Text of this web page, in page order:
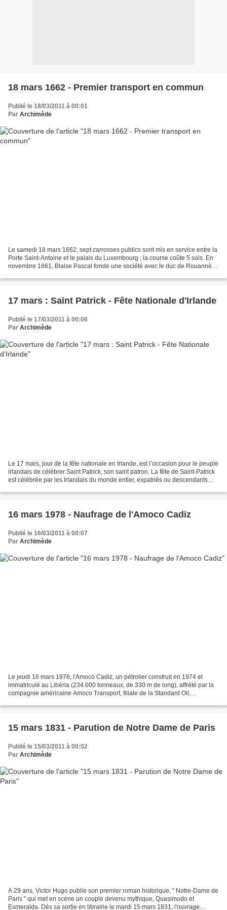
18 mars 1662 - Premier transport en commun
Publié le 18/03/2011 à 00:01
Par Archimède
Le samedi 18 mars 1662, sept carrosses publics sont mis en service entre la
Porte Saint-Antoine et le palais du Luxembourg ; la course coûte 5 sols. En
novembre 1661, Blaise Pascal fonde une société avec le duc de Rouannès,
17 mars : Saint Patrick - Fête Nationale d'Irlande
Publié le 17/03/2011 à 00:06
Par Archimède
Le 17 mars, jour de la fête nationale en Irlande, est l’occasion pour le peuple
irlandais de célébrer Saint Patrick, son saint patron. La fête de Saint-Patrick
est célébrée par les Irlandais du monde entier, expatriés ou descendants
16 mars 1978 - Naufrage de l'Amoco Cadiz
Publié le 16/03/2011 à 00:07
Par Archimède
Le jeudi 16 mars 1978, l'Amoco Cadiz, un pétrolier construit en 1974 et
immatriculé au Libéria (234.000 tonneaux, de 330 m de long), affrété par la
compagnie américaine Amoco Transport, filiale de la Standard Oil,
15 mars 1831 - Parution de Notre Dame de Paris
Publié le 15/03/2011 à 00:02
Par Archimède
A 29 ans, Victor Hugo publie son premier roman historique, " Notre-Dame de
Paris " qui met en scène un couple devenu mythique, Quasimodo et
Esmeralda. Dès sa sortie en librairie le mardi 15 mars 1831, l'ouvrage